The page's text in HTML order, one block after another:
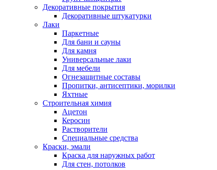
Декоративные покрытия
Декоративные штукатурки
Лаки
Паркетные
Для бани и сауны
Для камня
Универсальные лаки
Для мебели
Огнезащитные составы
Пропитки, антисептики, морилки
Яхтные
Строительная химия
Ацетон
Керосин
Растворители
Специальные средства
Краски, эмали
Краска для наружных работ
Для стен, потолков